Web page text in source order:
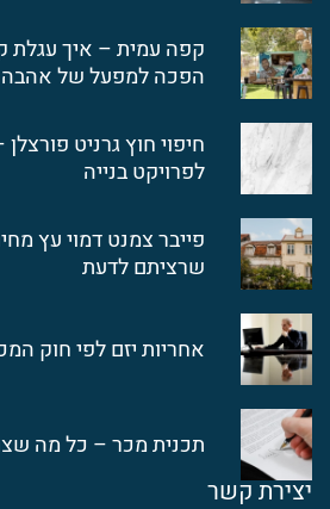
קפה עמית – איך עגלת
הפכה למפעל של אהבה
חיפוי חוץ גרניט
לפרויקט בנייה
פייבר צמנט דמוי עץ
שרציתם לדעת
אחריות יזם לפי חוק
תכנית מכר – כל מה
יצירת קשר